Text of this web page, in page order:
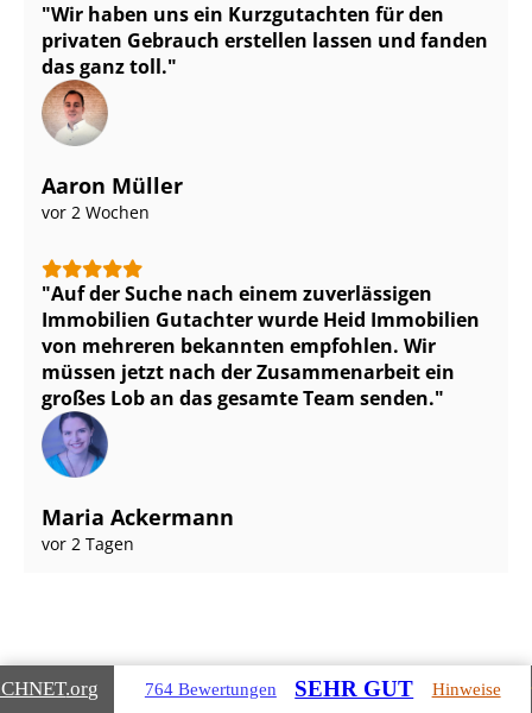
Wir haben uns ein Kurzgutachten für den
privaten Gebrauch erstellen lassen und fanden
das ganz toll.
Aaron Müller
vor 2 Wochen
Auf der Suche nach einem zuverlässigen
Immobilien Gutachter wurde Heid Immobilien
von mehreren bekannten empfohlen. Wir
müssen jetzt nach der Zusammenarbeit ein
großes Lob an das gesamte Team senden.
Maria Ackermann
vor 2 Tagen
.org 764 Bewertungen SEHR GUT Hinweise